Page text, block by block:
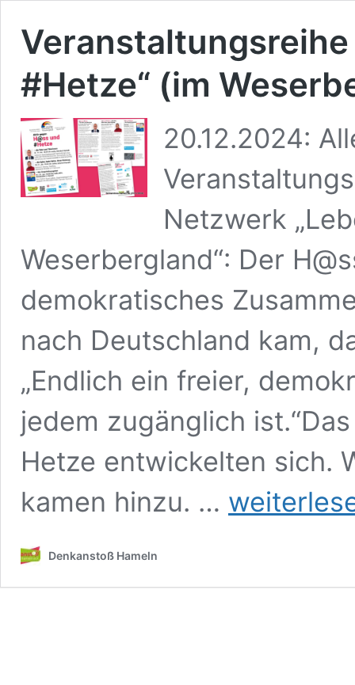
#Hetze“ (im
20.12.2024:
Netzwerk
Weserbergland“: Der
demokratisches
nach Deutschland kam,
„Endlich ein freier,
jedem zugänglich
Hetze entwickelten sich.
kamen hinzu. …
Veranstaltungsreihe
„Aktiv
(im
Denkanstoß Hameln